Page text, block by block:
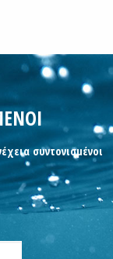
συντονισμένοι